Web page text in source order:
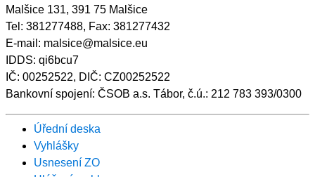
Malšice 131, 391 75 Malšice
Tel: 381277488, Fax: 381277432
E-mail: malsice@malsice.eu
IDDS: qi6bcu7
IČ: 00252522, DIČ: CZ00252522
Bankovní spojení: ČSOB a.s. Tábor, č.ú.: 212 783 393/0300
Úřední deska
Vyhlášky
Usnesení ZO